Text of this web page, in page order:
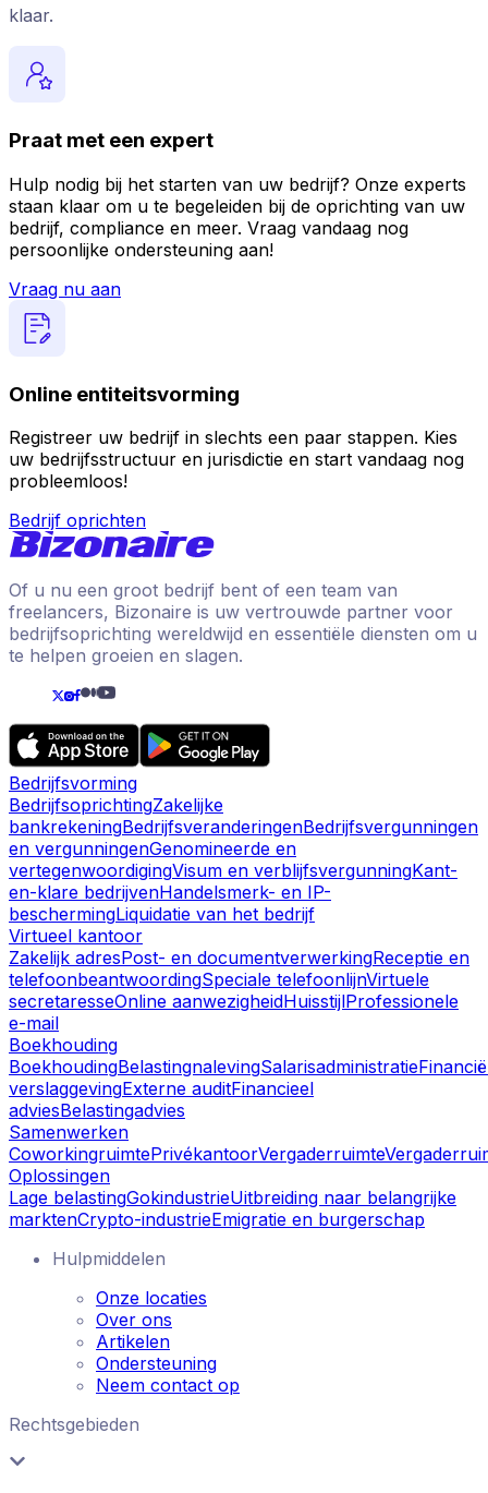
klaar.
Praat met een expert
Hulp nodig bij het starten van uw bedrijf? Onze experts
staan klaar om u te begeleiden bij de oprichting van uw
bedrijf, compliance en meer. Vraag vandaag nog
persoonlijke ondersteuning aan!
Vraag nu aan
Online entiteitsvorming
Registreer uw bedrijf in slechts een paar stappen. Kies
uw bedrijfsstructuur en jurisdictie en start vandaag nog
probleemloos!
Bedrijf oprichten
Of u nu een groot bedrijf bent of een team van
freelancers, Bizonaire is uw vertrouwde partner voor
bedrijfsoprichting wereldwijd en essentiële diensten om u
te helpen groeien en slagen.
Bedrijfsvorming
BedrijfsoprichtingZakelijke
bankrekeningBedrijfsveranderingenBedrijfsvergunningen
en vergunningenGenomineerde en
vertegenwoordigingVisum en verblijfsvergunningKant-
en-klare bedrijvenHandelsmerk- en IP-
beschermingLiquidatie van het bedrijf
Virtueel kantoor
Zakelijk adresPost- en documentverwerkingReceptie en
telefoonbeantwoordingSpeciale telefoonlijnVirtuele
secretaresseOnline aanwezigheidHuisstijlProfessionele
e-mail
Boekhouding
BoekhoudingBelastingnalevingSalarisadministratie
verslaggevingExterne auditFinancieel
adviesBelastingadvies
Samenwerken
CoworkingruimtePrivékantoorVergaderruimte
Oplossingen
Lage belastingGokindustrieUitbreiding naar belangrijke
marktenCrypto-industrieEmigratie en burgerschap
Hulpmiddelen
Onze locaties
Over ons
Artikelen
Ondersteuning
Neem contact op
Rechtsgebieden